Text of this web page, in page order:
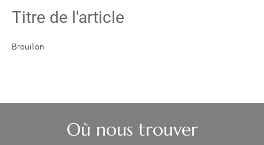
Titre de l'article
Brouillon
Où nous trouver